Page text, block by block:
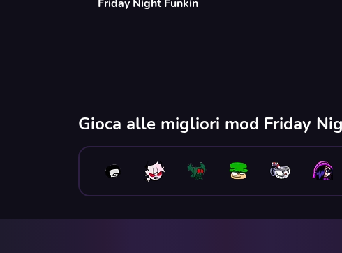
Friday Night Funkin
Gioca alle migliori mod Friday